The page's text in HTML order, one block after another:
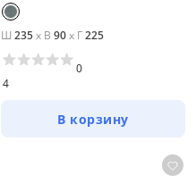
Ш 235x В 90x Г225
4
0
В корзину